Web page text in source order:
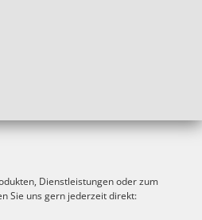
Dienstleistungen oder zum
Sie uns gern jederzeit direkt: